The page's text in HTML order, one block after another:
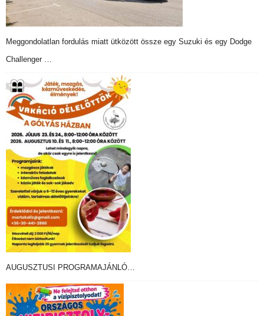
Meggondolatlan fordulás miatt ütközött össze egy Suzuki és egy Dodge
Challenger …
AUGUSZTUSI PROGRAMAJÁNLÓ…